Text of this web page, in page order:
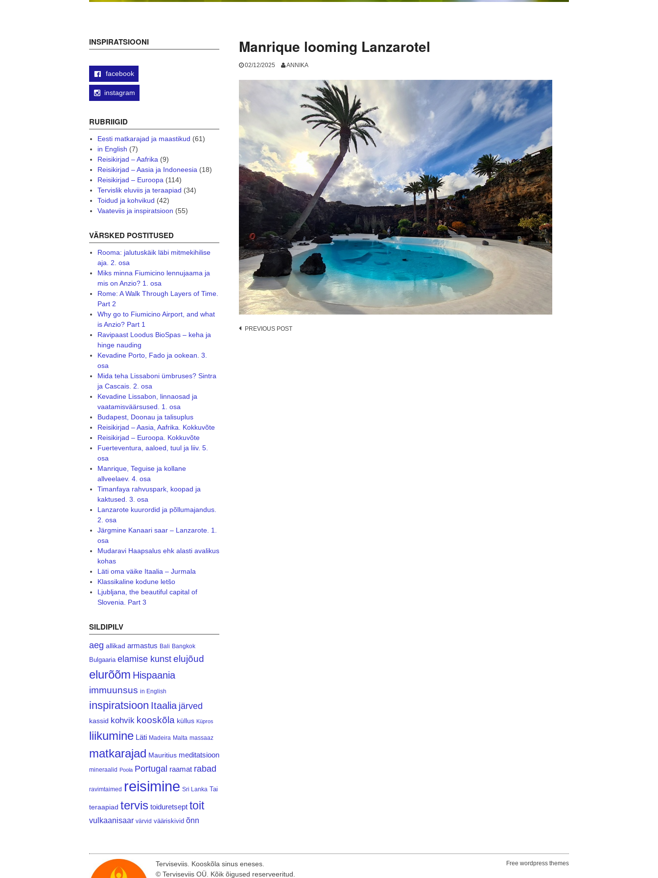
Manrique looming Lanzarotel
02/12/2025 ANNIKA
Post
PREVIOUS POST
INSPIRATSIOONI
facebook
instagram
RUBRIIGID
Eesti matkarajad ja maastikud (61)
in English (7)
Reisikirjad – Aafrika(9)
Reisikirjad – Aasia ja Indoneesia(18)
Reisikirjad – Euroopa(114)
Tervislik eluviis ja teraapiad (34)
Toidud ja kohvikud (42)
Vaateviis ja inspiratsioon (55)
VÄRSKED POSTITUSED
Rooma: jalutuskäik läbi mitmekihilise
aja. 2. osa
Miks minna Fiumicino lennujaama ja
mis on Anzio? 1. osa
Rome: A Walk Through Layers of Time.
Part 2
Why go to Fiumicino Airport, and what
is Anzio? Part 1
Ravipaast Loodus BioSpas – keha ja
hinge nauding
Kevadine Porto, Fado ja ookean. 3.
osa
Mida teha Lissaboni ümbruses? Sintra
ja Cascais. 2. osa
Kevadine Lissabon, linnaosad ja
vaatamisväärsused. 1. osa
Budapest, Doonau ja talisuplus
Reisikirjad – Aasia, Aafrika. Kokkuvõte
Reisikirjad – Euroopa. Kokkuvõte
Fuerteventura, aaloed, tuul ja liiv. 5.
osa
Manrique, Teguise ja kollane
allveelaev. 4. osa
Timanfaya rahvuspark, koopad ja
kaktused. 3. osa
Lanzarote kuurordid ja põllumajandus.
2. osa
Järgmine Kanaari saar – Lanzarote. 1.
osa
Mudaravi Haapsalus ehk alasti avalikus
kohas
Läti oma väike Itaalia – Jurmala
Klassikaline kodune letšo
Ljubljana, the beautiful capital of
Slovenia. Part 3
SILDIPILV
aeg allikad armastus Bali Bangkok
Bulgaaria elamise kunst elujõud
elurõõm Hispaania
immuunsus in English
inspiratsioon Itaalia järved
kassid kohvik kooskõla küllus Küpros
liikumine Läti Madeira Malta massaaz
matkarajad Mauritius meditatsioon
mineraalid Poola Portugal raamat rabad
ravimtaimed reisimine Sri Lanka Tai
teraapiad tervis toiduretsept toit
vulkaanisaar värvid vääriskivid õnn
Terviseviis. Kooskõla sinus eneses.
© Terviseviis OÜ. Kõik õigused reserveeritud.
Free wordpress themes